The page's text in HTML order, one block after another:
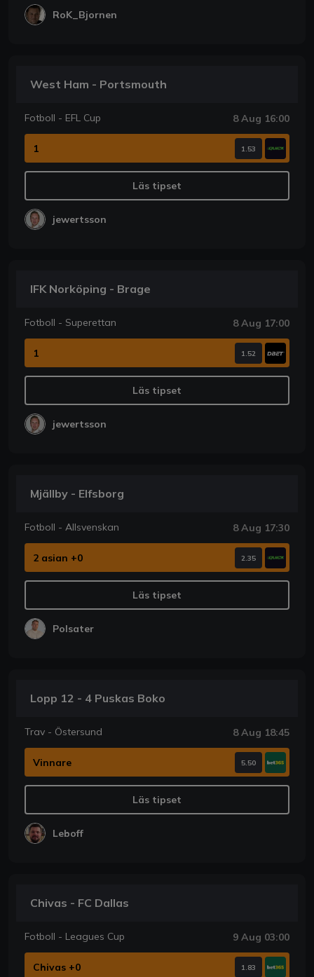
RoK_Bjornen
West Ham - Portsmouth
Fotboll - EFL Cup 8 Aug 16:00
1 1.53
Läs tipset
jewertsson
IFK Norköping - Brage
Fotboll - Superettan 8 Aug 17:00
1 1.52
Läs tipset
jewertsson
Mjällby - Elfsborg
Fotboll - Allsvenskan 8 Aug 17:30
2 asian +0 2.35
Läs tipset
Polsater
Lopp 12 - 4 Puskas Boko
Trav - Östersund 8 Aug 18:45
Vinnare 5.50
Läs tipset
Leboff
Chivas - FC Dallas
Fotboll - Leagues Cup 9 Aug 03:00
Chivas +0 1.83